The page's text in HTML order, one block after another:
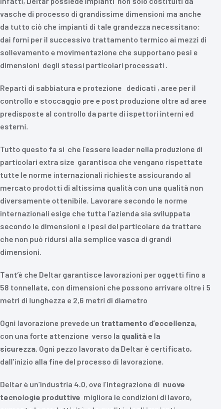
vasche di processo di grandissime dimensioni ma anche
da tutto ciò che impianti di tale grandezza necessitano:
dai forni per il successivo trattamento termico ai mezzi di
sollevamento e movimentazione che supportano pesi e
dimensioni degli stessi particolari processati .
Reparti di sabbiatura e protezione dedicati , aree per il
controllo e stoccaggio pre e post produzione oltre ad aree
predisposte al controllo da parte di ispettori interni ed
esterni.
Tutto questo fa si che l’essere leader nella produzione di
particolari extra size garantisca che vengano rispettate
tutte le norme internazionali richieste assicurando al
mercato prodotti di altissima qualità con una qualità non
diversamente ottenibile. Lavorare secondo le norme
internazionali esige che tutta l’azienda sia sviluppata
secondo le dimensioni e i pesi del particolare da trattare
che non può ridursi alla semplice vasca di grandi
dimensioni.
Tant’è che Deltar garantisce lavorazioni per oggetti fino a
58 tonnellate, con dimensioni che possono arrivare oltre i 5
metri di lunghezza e 2,6 metri di diametro
Ogni lavorazione prevede un trattamento d’eccellenza,
con una forte attenzione verso la qualità e la
sicurezza. Ogni pezzo lavorato da Deltar è certificato,
dall’inizio alla fine del processo di lavorazione.
Deltar è un’industria 4.0, ove l’integrazione di nuove
tecnologie produttive migliora le condizioni di lavoro,